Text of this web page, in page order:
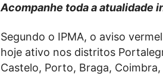
Acompanhe toda a atualidade
Segundo o IPMA, o aviso
hoje ativo nos distritos
Castelo, Porto, Braga,